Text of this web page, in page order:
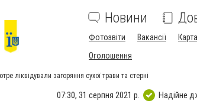
Новини
Фотозвіти Вакансії
Оголошення
ліквідували загоряння сухої трави та стерні
07:30, 31 серпня 2021 р. Надійне